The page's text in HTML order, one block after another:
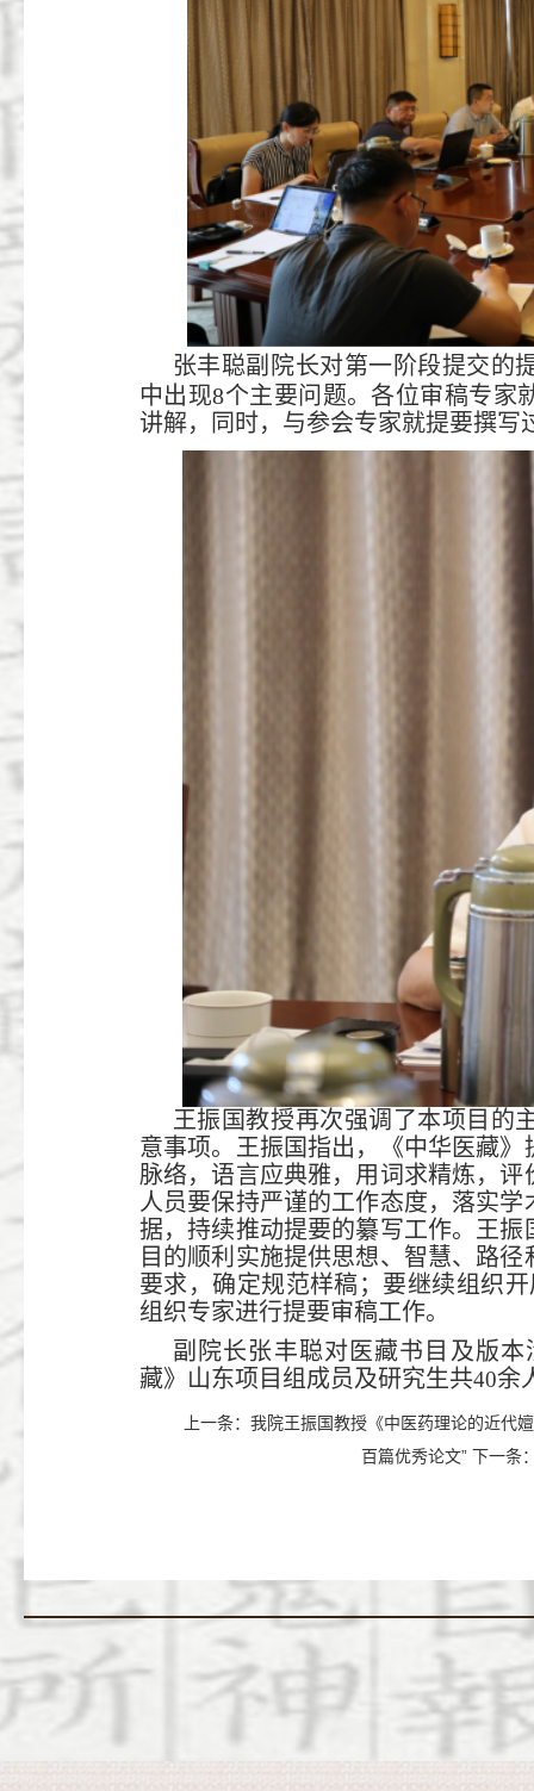
张丰聪副院长对第一阶段提交的
中出现8个主要问题。各位审稿专家
讲解，同时，与参会专家就提要撰
王振国教授再次强调了本项目的
意事项。王振国指出，《中华医藏
脉络，语言应典雅，用词求精炼，
人员要保持严谨的工作态度，落实
据，持续推动提要的纂写工作。王
目的顺利实施提供思想、智慧、路
要求，确定规范样稿；要继续组织
组织专家进行提要审稿工作。
副院长张丰聪对医藏书目及版
藏》山东项目组成员及研究生共40余
上一条：我院王振国教授《中医药理论的近代
百篇优秀论文” 下一条